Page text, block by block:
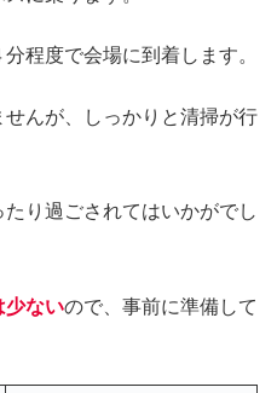
程度で会場に到着します。
んが、しっかりと清掃が行
り過ごされてはいかがでし
少ないので、事前に準備して